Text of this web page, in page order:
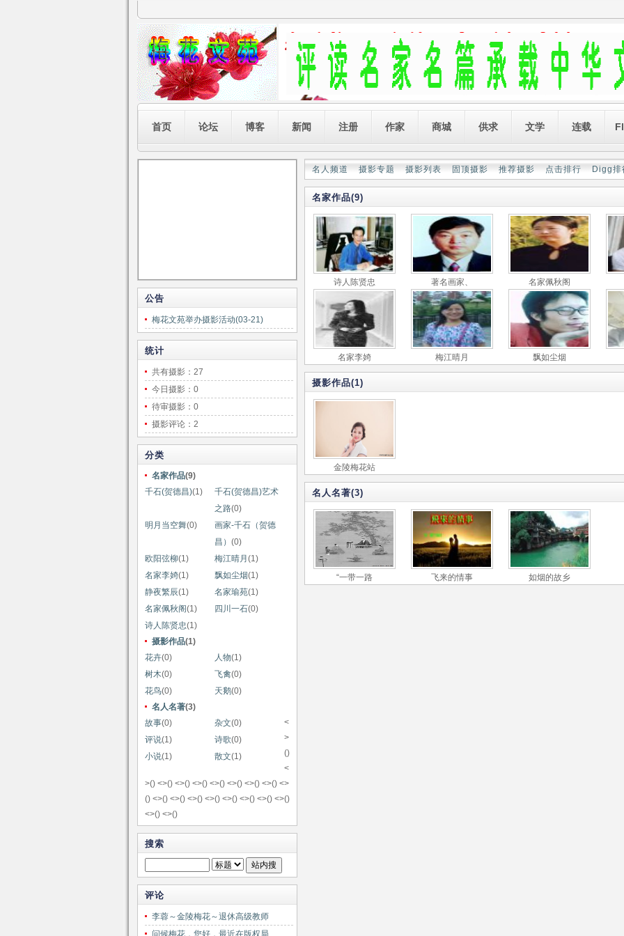
首页 论坛 博客 新闻 注册 作家 商城 供求 文学 连载
公告
梅花文苑举办摄影活动(03-21)
统计
共有摄影：27
今日摄影：0
待审摄影：0
摄影评论：2
分类
名家作品(9)
千石(贺德昌)(1)
千石(贺德昌)艺术
之路(0)
明月当空舞(0)
画家-千石（贺德
昌） (0)
欧阳弦柳(1) 梅江晴月 (1)
名家李婍(1) 飘如尘烟(1)
静夜繁辰(1) 名家瑜苑(1)
名家佩秋阁(1) 四川一石(0)
诗人陈贤忠(1)
摄影作品(1)
花卉(0) 人物(1)
树木(0) 飞禽(0)
花鸟(0) 天鹅(0)
名人名著(3)
故事(0) 杂文(0)
评说(1) 诗歌(0)
小说(1) 散文(1)
<
>
()
<
>() <>() <>() <>() <>() <>() <>() <>() <>
() <>() <>() <>() <>() <>() <>() <>() <>()
<>() <>()
搜索
评论
李蓉～金陵梅花～退休高级教师
问候梅花，您好，最近在版权局
名人频道 摄影专题 摄影列表 固顶摄影 推荐摄影 点击排行 Digg排
名家作品(9)
诗人陈贤忠 著名画家、 名家佩秋阁
名家李婍 梅江晴月 飘如尘烟
摄影作品(1)
金陵梅花站
名人名著(3)
“一带一路 飞来的情事 如烟的故乡